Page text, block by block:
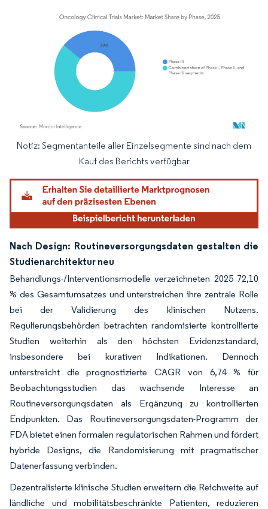
Bild © Mordor Intelligence. Wiederverwendung erfordert Namensnennung
Notiz: Segmentanteile aller Einzelsegmente sind nach dem
Kauf des Berichts verfügbar
Nach Design: Routineversorgungsdaten gestalten die
Studienarchitektur neu
Behandlungs-/Interventionsmodelle verzeichneten 2025 72,10
% des Gesamtumsatzes und unterstreichen ihre zentrale Rolle
bei der Validierung des klinischen Nutzens.
Regulierungsbehörden betrachten randomisierte kontrollierte
Studien weiterhin als den höchsten Evidenzstandard,
insbesondere bei kurativen Indikationen. Dennoch
unterstreicht die prognostizierte CAGR von 6,74 % für
Beobachtungsstudien das wachsende Interesse an
Routineversorgungsdaten als Ergänzung zu kontrollierten
Endpunkten. Das Routineversorgungsdaten-Programm der
FDA bietet einen formalen regulatorischen Rahmen und fördert
hybride Designs, die Randomisierung mit pragmatischer
Datenerfassung verbinden.
Dezentralisierte klinische Studien erweitern die Reichweite auf
ländliche und mobilitätsbeschränkte Patienten, reduzieren